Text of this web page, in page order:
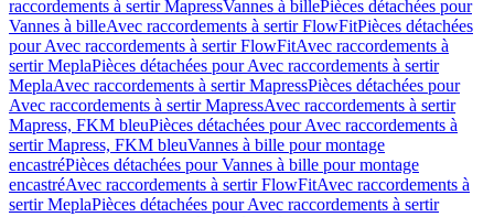
raccordements à sertir MapressVannes à billePièces détachées pour
Vannes à billeAvec raccordements à sertir FlowFitPièces détachées
pour Avec raccordements à sertir FlowFitAvec raccordements à
sertir MeplaPièces détachées pour Avec raccordements à sertir
MeplaAvec raccordements à sertir MapressPièces détachées pour
Avec raccordements à sertir MapressAvec raccordements à sertir
Mapress, FKM bleuPièces détachées pour Avec raccordements à
sertir Mapress, FKM bleuVannes à bille pour montage
encastréPièces détachées pour Vannes à bille pour montage
encastréAvec raccordements à sertir FlowFitAvec raccordements à
sertir MeplaPièces détachées pour Avec raccordements à sertir